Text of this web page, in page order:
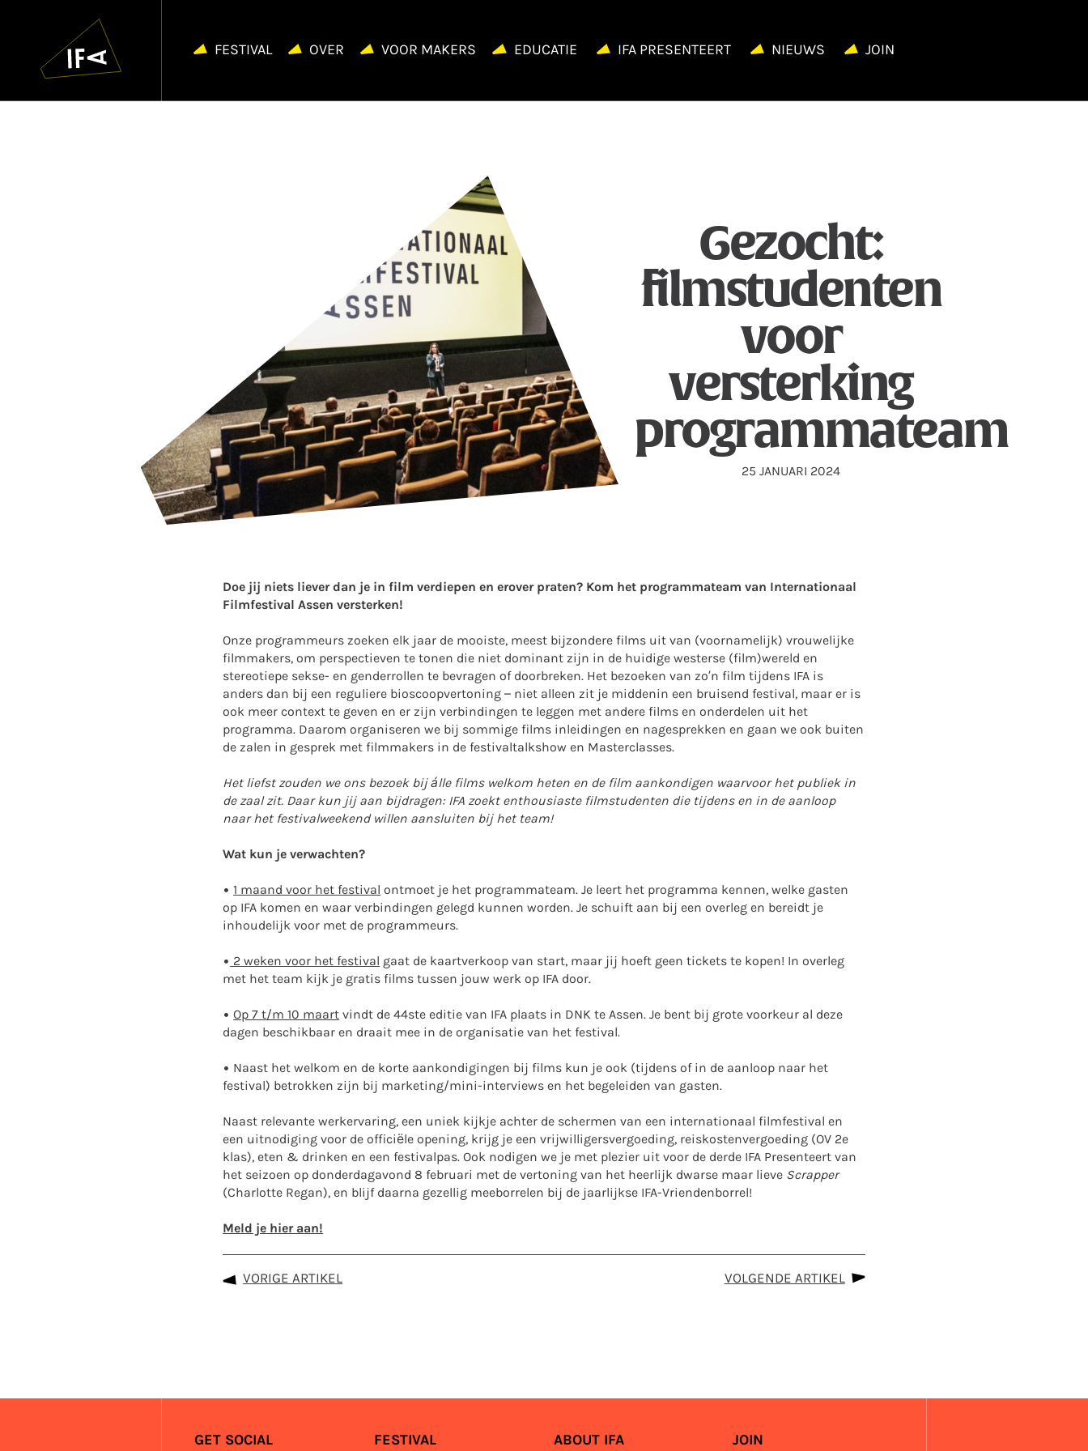
Navigatie
overslaan
FESTIVAL OVER VOOR MAKERS EDUCATIE IFA PRESENTEERT NIEUWS JOIN
Gezocht:
filmstudenten
voor
versterking
programmateam
25 JANUARI 2024
Doe jij niets liever dan je in film verdiepen en erover praten? Kom het programmateam van Internationaal
Filmfestival Assen versterken!
Onze programmeurs zoeken elk jaar de mooiste, meest bijzondere films uit van (voornamelijk) vrouwelijke
filmmakers, om perspectieven te tonen die niet dominant zijn in de huidige westerse (film)wereld en
stereotiepe sekse- en genderrollen te bevragen of doorbreken. Het bezoeken van zo’n film tijdens IFA is
anders dan bij een reguliere bioscoopvertoning – niet alleen zit je middenin een bruisend festival, maar er is
ook meer context te geven en er zijn verbindingen te leggen met andere films en onderdelen uit het
programma. Daarom organiseren we bij sommige films inleidingen en nagesprekken en gaan we ook buiten
de zalen in gesprek met filmmakers in de festivaltalkshow en Masterclasses.
Het liefst zouden we ons bezoek bij álle films welkom heten en de film aankondigen waarvoor het publiek in
de zaal zit. Daar kun jij aan bijdragen: IFA zoekt enthousiaste filmstudenten die tijdens en in de aanloop
naar het festivalweekend willen aansluiten bij het team!
Wat kun je verwachten?
•1 maand voor het festival ontmoet je het programmateam. Je leert het programma kennen, welke gasten
op IFA komen en waar verbindingen gelegd kunnen worden. Je schuift aan bij een overleg en bereidt je
inhoudelijk voor met de programmeurs.
• 2 weken voor het festival gaat de kaartverkoop van start, maar jij hoeft geen tickets te kopen! In overleg
met het team kijk je gratis films tussen jouw werk op IFA door.
•Op 7 t/m 10 maart vindt de 44ste editie van IFA plaats in DNK te Assen. Je bent bij grote voorkeur al deze
dagen beschikbaar en draait mee in de organisatie van het festival.
• Naast het welkom en de korte aankondigingen bij films kun je ook (tijdens of in de aanloop naar het
festival) betrokken zijn bij marketing/mini-interviews en het begeleiden van gasten.
Naast relevante werkervaring, een uniek kijkje achter de schermen van een internationaal filmfestival en
een uitnodiging voor de officiële opening, krijg je een vrijwilligersvergoeding, reiskostenvergoeding (OV 2e
klas), eten & drinken en een festivalpas. Ook nodigen we je met plezier uit voor de derde IFA Presenteert van
het seizoen op donderdagavond 8 februari met de vertoning van het heerlijk dwarse maar lieve Scrapper
(Charlotte Regan), en blijf daarna gezellig meeborrelen bij de jaarlijkse IFA-Vriendenborrel!
Meld je hier aan!
VORIGE ARTIKEL VOLGENDE ARTIKEL
GET SOCIAL FESTIVAL ABOUT IFA JOIN